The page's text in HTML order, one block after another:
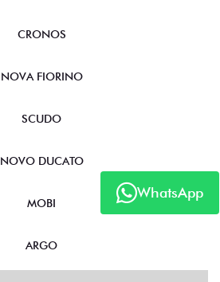
WhatsApp
CRONOS
NOVA FIORINO
SCUDO
NOVO DUCATO
MOBI
ARGO